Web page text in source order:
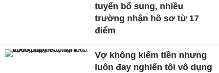
tuyển bổ sung, nhiều
trường nhận hồ sơ từ 17
điểm
Vợ không kiếm tiền nhưng
luôn đay nghiến tôi vô dụng